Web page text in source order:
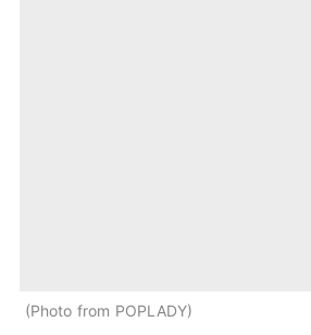
Photo from POPLADY